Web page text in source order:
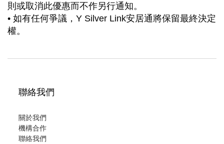
則或取消此優惠而不作另行通知。
• 如有任何爭議，Y Silver Link安居通將保留最終決定
權。
聯絡我們
關於我們
機構合作
聯絡我們